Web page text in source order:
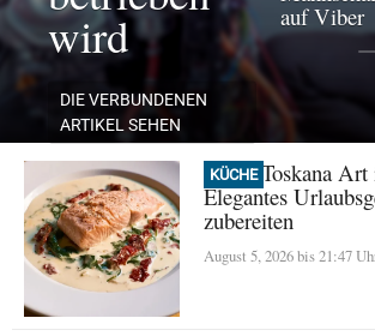
wird
DIE VERBUNDENEN
ARTIKEL SEHEN
auf Viber
KÜCHE
Lachs Toskana
Elegantes
zubereiten
August 5, 2026 bis 21:47